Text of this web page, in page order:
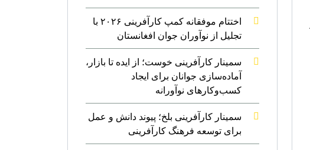
اختتام موفقانه کمپ کارآفرینی ۲۰۲۶ با
تجلیل از نوآوران جوان افغانستان
سمینار کارآفرینی خوست؛ از ایده تا بازار،
آماده‌سازی جوانان برای ایجاد
کسب‌وکارهای نوآورانه
سمینار کارآفرینی بلخ؛ پیوند دانش و عمل
برای توسعه فرهنگ کارآفرینی